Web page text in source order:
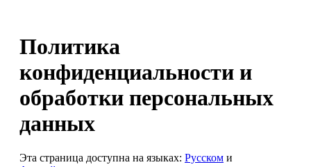
Политика
конфиденциальности и
обработки персональных
данных
Эта страница доступна на языках: Русском и